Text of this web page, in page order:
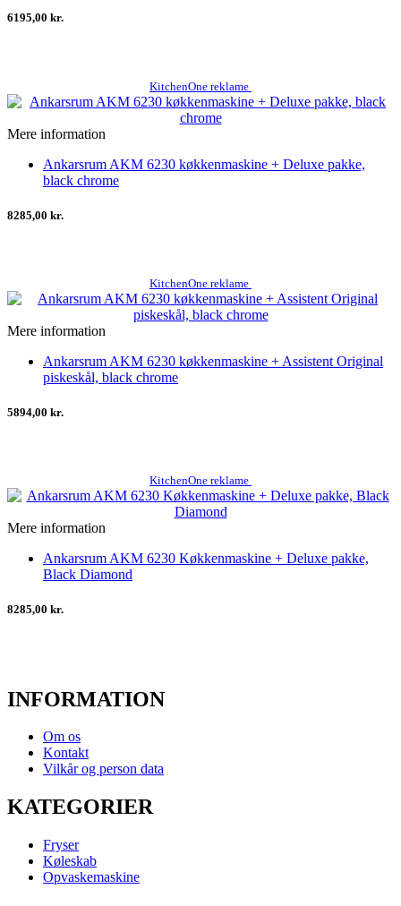
6195,00 kr.
KitchenOne reklame
Mere information
Ankarsrum AKM 6230 køkkenmaskine + Deluxe pakke,
black chrome
8285,00 kr.
KitchenOne reklame
Mere information
Ankarsrum AKM 6230 køkkenmaskine + Assistent Original
piskeskål, black chrome
5894,00 kr.
KitchenOne reklame
Mere information
Ankarsrum AKM 6230 Køkkenmaskine + Deluxe pakke,
Black Diamond
8285,00 kr.
INFORMATION
Om os
Kontakt
Vilkår og person data
KATEGORIER
Fryser
Køleskab
Opvaskemaskine